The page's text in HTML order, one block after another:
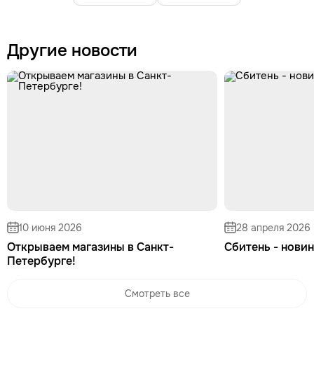
Другие новости
10 июня 2026
Открываем магазины в Санкт-
Петербурге!
28 апреля 2026
Сбитень -
Смотреть все